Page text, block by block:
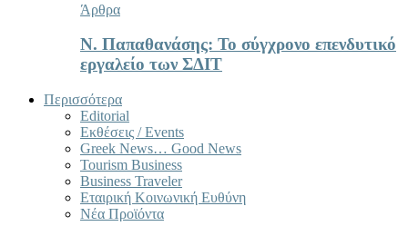
Άρθρα
Ν. Παπαθανάσης: Το σύγχρονο επενδυτικό
εργαλείο των ΣΔΙΤ
Περισσότερα
Editorial
Εκθέσεις / Events
Greek News… Good News
Tourism Business
Business Traveler
Εταιρική Κοινωνική Ευθύνη
Νέα Προϊόντα